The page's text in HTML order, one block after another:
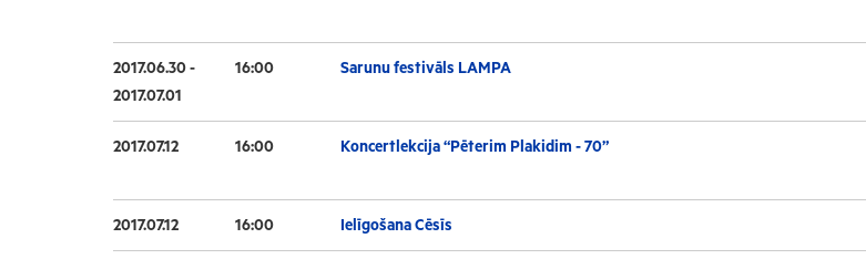
2017.06.30 -
2017.07.01
16:00 Sarunu festivāls LAMPA
2017.07.12 16:00 Koncertlekcija “Pēterim Plakidim - 70”
2017.07.12 16:00 Ielīgošana Cēsīs